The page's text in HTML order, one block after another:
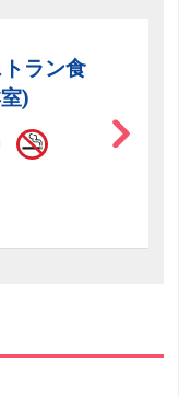
トラン食
)